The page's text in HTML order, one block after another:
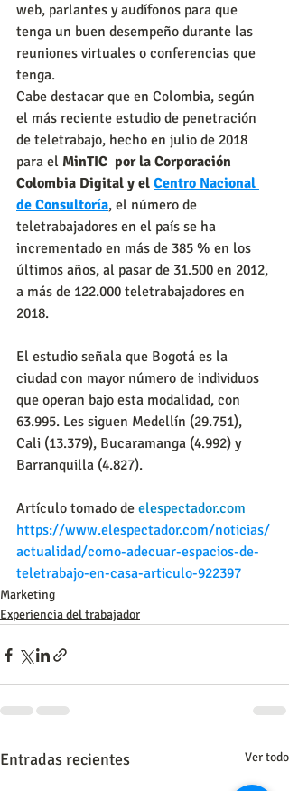
web, parlantes y audífonos para que
tenga un buen desempeño durante las
reuniones virtuales o conferencias que
tenga.
Cabe destacar que en Colombia, según
el más reciente estudio de penetración
de teletrabajo, hecho en julio de 2018
para el MinTIC  por la Corporación
Colombia Digital y el Centro Nacional
de Consultoría, el número de
teletrabajadores en el país se ha
incrementado en más de 385 % en los
últimos años, al pasar de 31.500 en 2012,
a más de 122.000 teletrabajadores en
2018.
El estudio señala que Bogotá es la
ciudad con mayor número de individuos
que operan bajo esta modalidad, con
63.995. Les siguen Medellín (29.751),
Cali (13.379), Bucaramanga (4.992) y
Barranquilla (4.827).
Artículo tomado de elespectador.com
https://www.elespectador.com/noticias/
actualidad/como-adecuar-espacios-de-
teletrabajo-en-casa-articulo-922397
Marketing
Experiencia del trabajador
Entradas recientes Ver todo